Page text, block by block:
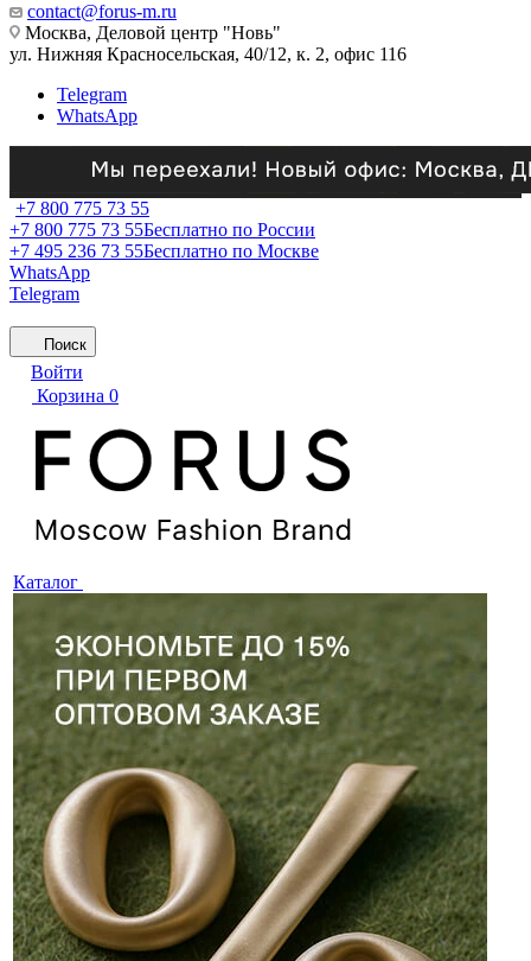
contact@forus-m.ru
Москва, Деловой центр "Новь"
ул. Нижняя Красносельская, 40/12, к. 2, офис 116
Telegram
WhatsApp
+7 800 775 73 55
+7 800 775 73 55Бесплатно по России
+7 495 236 73 55Бесплатно по Москве
WhatsApp
Telegram
Поиск
Войти
Корзина 0
Каталог